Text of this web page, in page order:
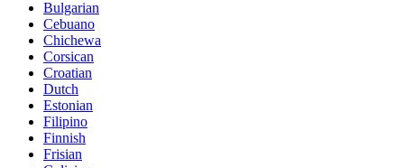
Bulgarian
Cebuano
Chichewa
Corsican
Croatian
Dutch
Estonian
Filipino
Finnish
Frisian